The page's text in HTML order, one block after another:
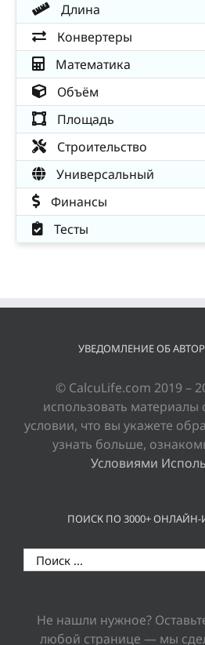
Длина
Конвертеры
Математика
Объём
Площадь
Строительство
Универсальный
Финансы
Тесты
УВЕДОМЛЕНИЕ ОБ
© CalcuLife.com 2019 –
использовать материалы
условии, что вы укажете
узнать больше,
Условиями
ПОИСК ПО 3000+
Результат
поиска:
Не нашли нужное?
любой странице — мы